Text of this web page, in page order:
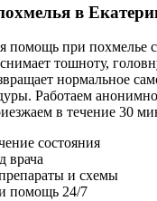
в
помощь при похмелье
тошноту,
нормальное
Работаем
в течение 30
состояния
врача
и схемы
помощь 24/7